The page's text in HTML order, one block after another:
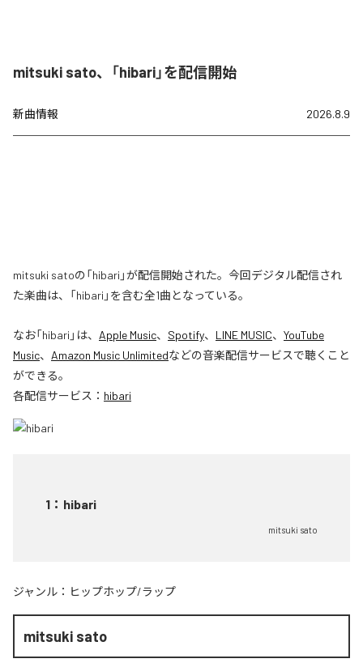
mitsuki sato、「hibari」を配信開始
新曲情報 2026.8.9
mitsuki satoの「hibari」が配信開始された。今回デジタル配信され
た楽曲は、「hibari」を含む全1曲となっている。
なお「hibari 」は、 Apple Music、 Spotify、 LINE MUSIC、 YouTube
Music、 Amazon Music Unlimitedなどの音楽配信サービスで聴くこと
ができる。
各配信サービス： hibari
1 ： hibari
mitsuki sato
ジャンル： ヒップホップ/ラップ
mitsuki sato